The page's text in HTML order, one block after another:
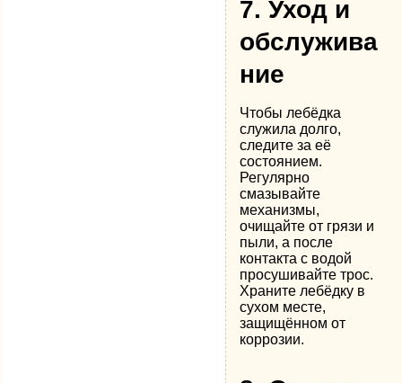
7.Уход и
обслужива
ние
Чтобы лебёдка
служила долго,
следите за её
состоянием.
Регулярно
смазывайте
механизмы,
очищайте от грязи и
пыли, а после
контакта с водой
просушивайте трос.
Храните лебёдку в
сухом месте,
защищённом от
коррозии.